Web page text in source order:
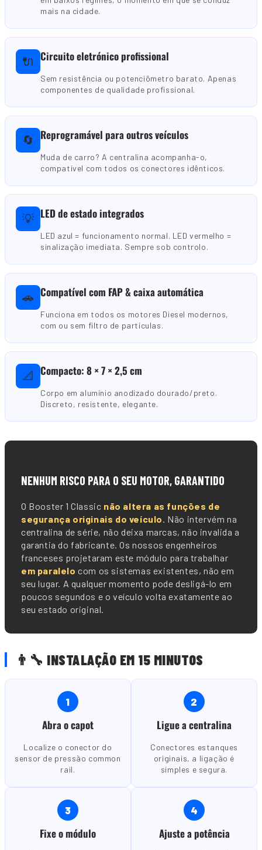
mais na cidade.
🔌 Circuito eletrónico profissional
Sem resistência ou potenciômetro barato. Apenas
componentes de qualidade profissional.
🔄 Reprogramável para outros veículos
Muda de carro? A centralina acompanha-o,
compatível com todos os conectores idênticos.
💡 LED de estado integrados
LED azul = funcionamento normal. LED vermelho =
sinalização imediata. Sempre sob controlo.
🚗 Compatível com FAP & caixa automática
Funciona em todos os motores Diesel modernos,
com ou sem filtro de partículas.
📐 Compacto: 8 × 7 × 2,5 cm
Corpo em alumínio anodizado dourado/preto.
Discreto, resistente, elegante.
NENHUM RISCO PARA O SEU MOTOR, GARANTIDO
O Booster 1 Classic não altera as funções de
segurança originais do veículo. Não intervém na
centralina de série, não deixa marcas, não invalida a
garantia do fabricante. Os nossos engenheiros
franceses projetaram este módulo para trabalhar
em paralelo com os sistemas existentes, não em
seu lugar. A qualquer momento pode desligá-lo em
poucos segundos e o veículo volta exatamente ao
seu estado original.
👨🔧 INSTALAÇÃO EM 15 MINUTOS
1
Abra o capot
Localize o conector do
sensor de pressão common
rail.
2
Ligue a centralina
Conectores estanques
originais, a ligação é
simples e segura.
3
Fixe o módulo
4
Ajuste a potência